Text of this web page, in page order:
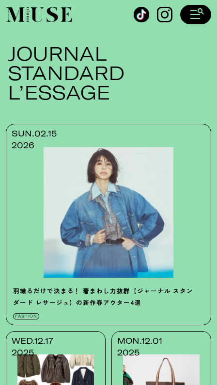
オトナミューズ ウェブ
JOURNAL
STANDARD
L’ESSAGE
SUN.02.15
2026
羽織るだけで決まる ！ 着まわし力抜群【ジャーナル スタン
ダード レサージュ】の新作春アウター4選
FASHION
WED.12.17
2025
MON.12.01
2025